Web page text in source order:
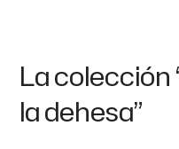
La colección
la dehesa”